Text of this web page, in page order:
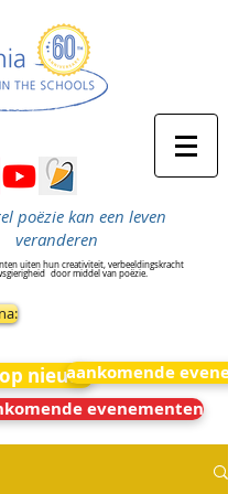
poëzie kan een leven
veranderen
uiten hun creativiteit, verbeeldingskracht
door middel van poëzie.
nieuwsaankomende
evenementen